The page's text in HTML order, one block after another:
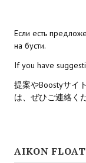
Sims 4
Star Wars Jedi
Star Wars
Если есть
на бусти.
If you have
提案やBoostyサイ
は、ぜひご連絡く
AIKON